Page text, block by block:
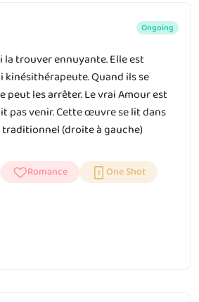
Ongoing
la trouver ennuyante. Elle est
kinésithérapeute. Quand ils se
peut les arrêter. Le vrai Amour est
pas venir. Cette œuvre se lit dans
traditionnel (droite à gauche)
Romance One Shot